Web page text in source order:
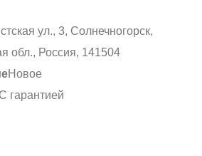
ул., 3, Солнечногорск,
обл., Россия, 141504
Новое
С гарантией